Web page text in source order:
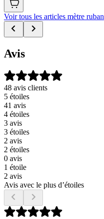
Voir tous les articles mètre ruban
Avis
48 avis clients
5 étoiles
41 avis
4 étoiles
3 avis
3 étoiles
2 avis
2 étoiles
0 avis
1 étoile
2 avis
Avis avec le plus d’étoiles